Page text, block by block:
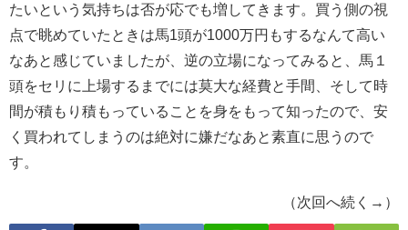
たいという気持ちは否が応でも増してきます。買う側の視
点で眺めていたときは馬1頭が1000万円もするなんて高い
なあと感じていましたが、逆の立場になってみると、馬１
頭をセリに上場するまでには莫大な経費と手間、そして時
間が積もり積もっていることを身をもって知ったので、安
く買われてしまうのは絶対に嫌だなあと素直に思うので
す。
（次回へ続く→）